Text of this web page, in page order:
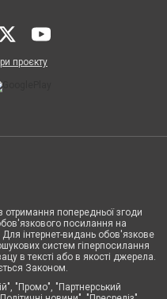
проєкту
отримання попередньої згоди
посилання на
інтернет-видань обов'язкове
систем гіперпосилання
в тексті або в якості джерела.
Законом.
"Промо", "Партнерський